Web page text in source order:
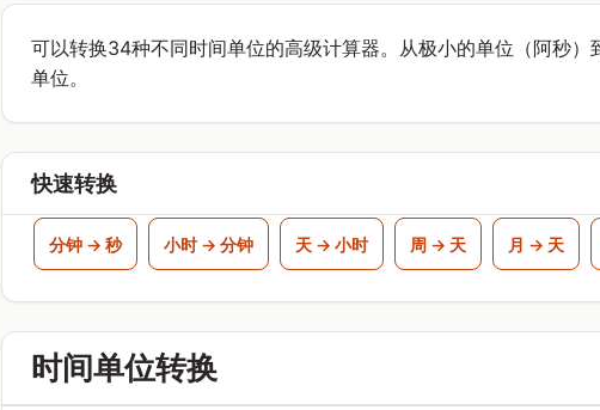
可以转换34种不同时间单位的高级计算器。从极小的单位（阿秒
单位。
快速转换
分钟 → 秒 小时 → 分钟 天 → 小时 周 → 天 月 → 天
时间单位转换